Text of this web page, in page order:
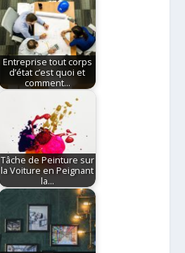
Entreprise tout corps
d’état c’est quoi et
comment…
Tâche de Peinture sur
la Voiture en Peignant
la…